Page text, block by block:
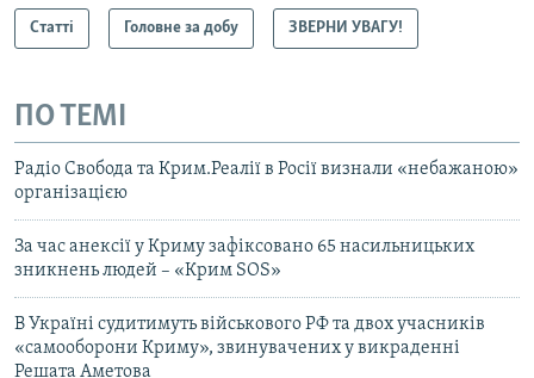
Статті Головне за добу ЗВЕРНИ УВАГУ!
ПО ТЕМІ
Радіо Свобода та Крим.Реалії в Росії визнали «небажаною»
організацією
За час анексії у Криму зафіксовано 65 насильницьких
зникнень людей – «Крим SOS»
В Україні судитимуть військового РФ та двох учасників
«самооборони Криму», звинувачених у викраденні
Решата Аметова